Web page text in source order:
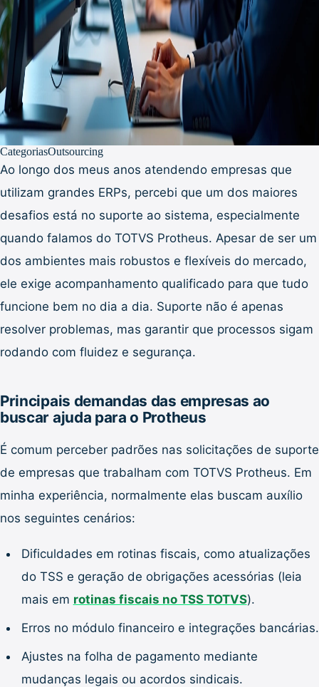
CategoriasOutsourcing
Ao longo dos meus anos atendendo empresas que
utilizam grandes ERPs, percebi que um dos maiores
desafios está no suporte ao sistema, especialmente
quando falamos do TOTVS Protheus. Apesar de ser um
dos ambientes mais robustos e flexíveis do mercado,
ele exige acompanhamento qualificado para que tudo
funcione bem no dia a dia. Suporte não é apenas
resolver problemas, mas garantir que processos sigam
rodando com fluidez e segurança.
Principais demandas das empresas ao
buscar ajuda para o Protheus
É comum perceber padrões nas solicitações de suporte
de empresas que trabalham com TOTVS Protheus. Em
minha experiência, normalmente elas buscam auxílio
nos seguintes cenários:
Dificuldades em rotinas fiscais, como atualizações
do TSS e geração de obrigações acessórias (leia
mais em rotinas fiscais no TSS TOTVS).
Erros no módulo financeiro e integrações bancárias.
Ajustes na folha de pagamento mediante
mudanças legais ou acordos sindicais.